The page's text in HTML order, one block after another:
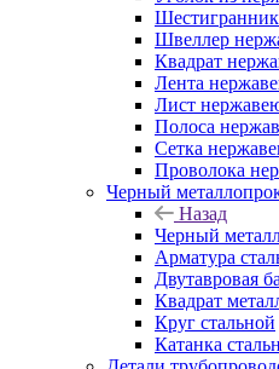
Швеллер
Квадрат
Лента
Лист
Полоса
Сетка
Проволока
Черный
Назад
Черный
Арматура
Двутавровая
Квадрат
Круг стальной
Катанка